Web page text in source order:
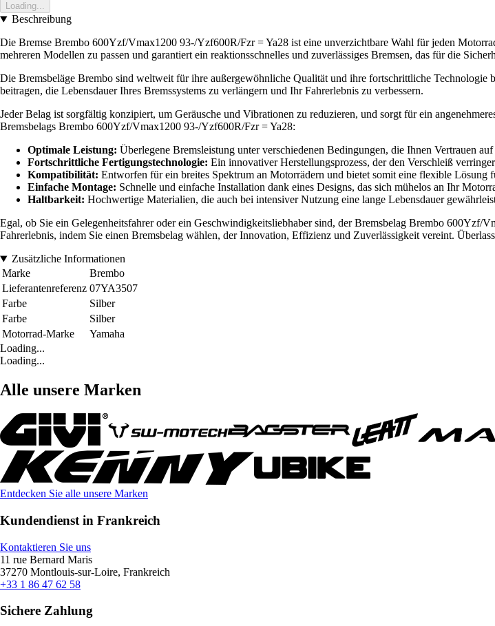
Loading...
Beschreibung
Die Bremse Brembo 600Yzf/Vmax1200 93-/Yzf600R/Fzr = Ya28 ist eine unverzichtbare Wahl für jeden
mehreren Modellen zu passen und garantiert ein reaktionsschnelles und zuverlässiges Bremsen, das für die
Die Bremsbeläge Brembo sind weltweit für ihre außergewöhnliche Qualität und ihre fortschrittliche Technologie
beitragen, die Lebensdauer Ihres Bremssystems zu verlängern und Ihr Fahrerlebnis zu verbessern.
Jeder Belag ist sorgfältig konzipiert, um Geräusche und Vibrationen zu reduzieren, und sorgt für ein
Bremsbelags Brembo 600Yzf/Vmax1200 93-/Yzf600R/Fzr = Ya28:
Optimale Leistung: Überlegene Bremsleistung unter verschiedenen Bedingungen, die Ihnen Vertrauen
Fortschrittliche Fertigungstechnologie: Ein innovativer Herstellungsprozess, der den Verschleiß
Kompatibilität: Entworfen für ein breites Spektrum an Motorrädern und bietet somit eine flexible Lösung
Einfache Montage: Schnelle und einfache Installation dank eines Designs, das sich mühelos an Ihr
Haltbarkeit: Hochwertige Materialien, die auch bei intensiver Nutzung eine lange Lebensdauer
Egal, ob Sie ein Gelegenheitsfahrer oder ein Geschwindigkeitsliebhaber sind, der Bremsbelag Brembo
Fahrerlebnis, indem Sie einen Bremsbelag wählen, der Innovation, Effizienz und Zuverlässigkeit vereint.
Zusätzliche Informationen
Marke
Brembo
Lieferantenreferenz 07YA3507
Farbe
Silber
Farbe
Silber
Motorrad-Marke
Yamaha
Loading...
Loading...
Alle unsere Marken
Entdecken Sie alle unsere Marken
Kundendienst in Frankreich
Kontaktieren Sie uns
11 rue Bernard Maris
37270 Montlouis-sur-Loire, Frankreich
+33 1 86 47 62 58
Sichere Zahlung